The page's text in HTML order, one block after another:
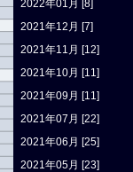
2022年01月 [8]
2021年12月 [7]
2021年11月 [12]
2021年10月 [11]
2021年09月 [11]
2021年07月 [22]
2021年06月 [25]
2021年05月 [23]